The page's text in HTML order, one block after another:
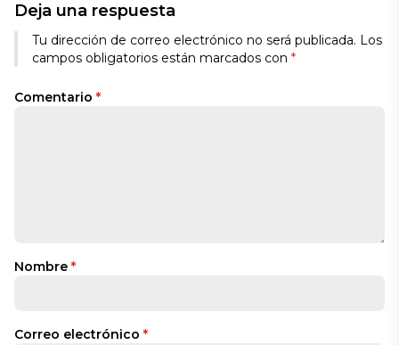
Deja una respuesta
Tu dirección de correo electrónico no será publicada. Los
campos obligatorios están marcados con *
Comentario *
Nombre *
Correo electrónico *